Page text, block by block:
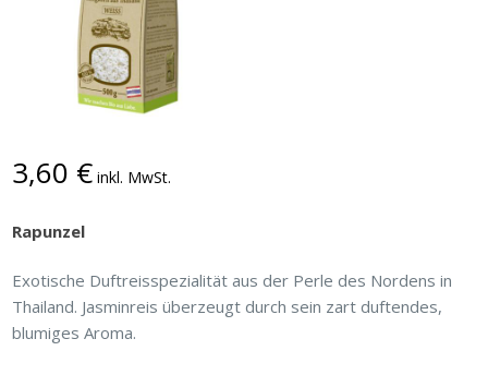
3,60 € inkl. MwSt.
Rapunzel
Exotische Duftreisspezialität aus der Perle des Nordens in
Thailand. Jasminreis überzeugt durch sein zart duftendes,
blumiges Aroma.